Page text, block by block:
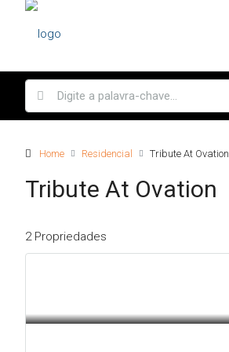
Home Residencial Tribute At Ovation
Tribute At Ovation
2 Propriedades